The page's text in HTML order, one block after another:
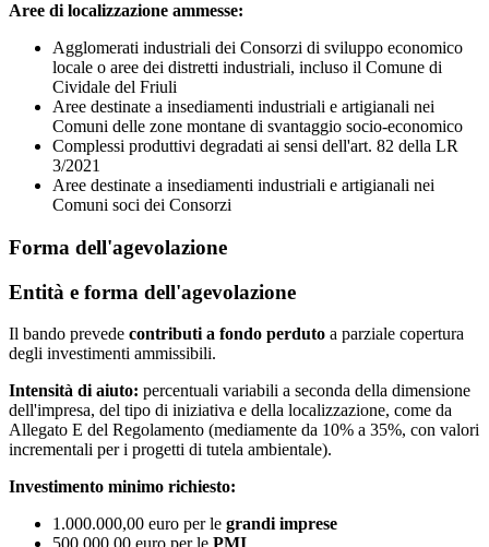
Aree di localizzazione ammesse:
Agglomerati industriali dei Consorzi di sviluppo economico
locale o aree dei distretti industriali, incluso il Comune di
Cividale del Friuli
Aree destinate a insediamenti industriali e artigianali nei
Comuni delle zone montane di svantaggio socio-economico
Complessi produttivi degradati ai sensi dell'art. 82 della LR
3/2021
Aree destinate a insediamenti industriali e artigianali nei
Comuni soci dei Consorzi
Forma dell'agevolazione
Entità e forma dell'agevolazione
Il bando prevede contributi a fondo perduto a parziale copertura
degli investimenti ammissibili.
Intensità di aiuto: percentuali variabili a seconda della dimensione
dell'impresa, del tipo di iniziativa e della localizzazione, come da
Allegato E del Regolamento (mediamente da 10% a 35%, con valori
incrementali per i progetti di tutela ambientale).
Investimento minimo richiesto:
1.000.000,00 euro per le grandi imprese